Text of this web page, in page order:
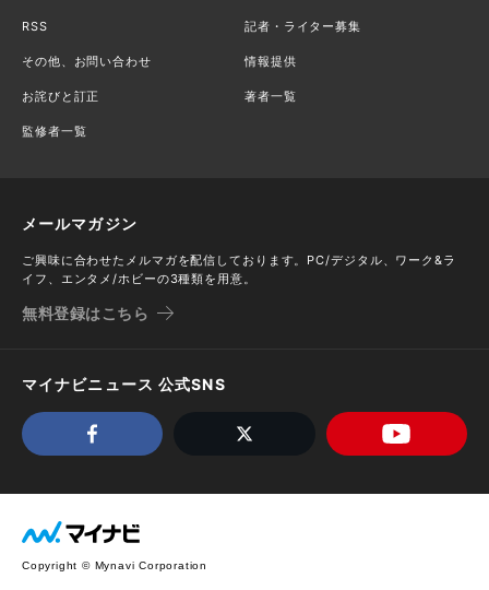
RSS 記者・ライター募集
その他、お問い合わせ 情報提供
お詫びと訂正 著者一覧
監修者一覧
メールマガジン
ご興味に合わせたメルマガを配信しております。PC/デジタル、ワーク&ラ
イフ、エンタメ/ホビーの3種類を用意。
無料登録はこちら
マイナビニュース 公式SNS
Copyright © Mynavi Corporation